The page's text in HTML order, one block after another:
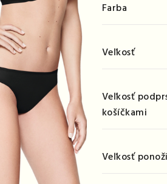
Farba
Veľkosť
Veľkosť
košíčkami
Veľkosť